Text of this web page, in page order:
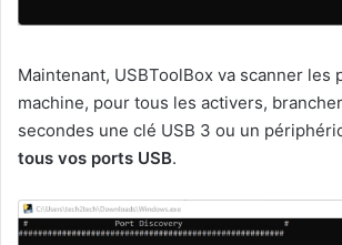
Maintenant, USBToolBox va scanner les
machine, pour tous les activers,
secondes une clé USB 3 ou un
tous vos ports USB.